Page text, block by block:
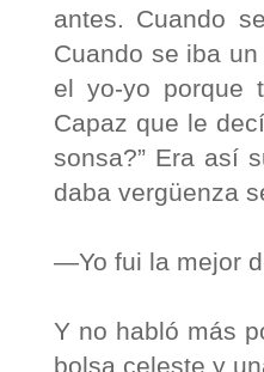
antes. Cuando
Cuando se iba
el yo-yo porque
Capaz que le
sonsa?” Era así
daba vergüenza
—Yo fui la mejor
Y no habló más
bolsa celeste y